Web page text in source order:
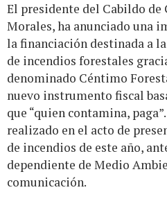
El presidente del Cabildo de
Morales, ha anunciado una
la financiación destinada a
de incendios forestales
denominado Céntimo
nuevo instrumento fiscal
que “quien contamina,
realizado en el acto de
de incendios de este año,
dependiente de Medio
comunicación.